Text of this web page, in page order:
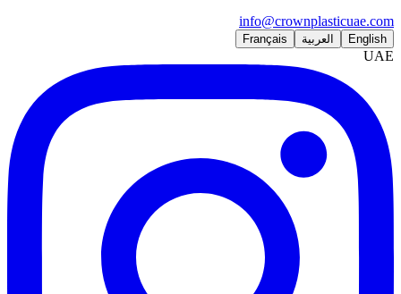
info@crownplasticuae.com
English العربية Français
UAE